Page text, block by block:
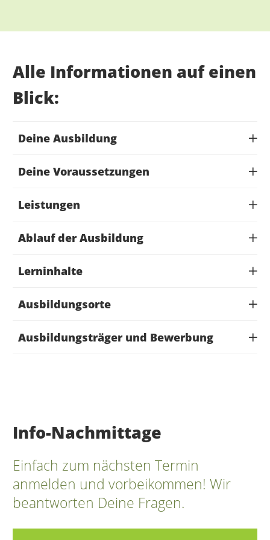
Alle Informationen auf einen
Blick:
Deine Ausbildung
Deine Voraussetzungen
Leistungen
Ablauf der Ausbildung
Lerninhalte
Ausbildungsorte
Ausbildungsträger und Bewerbung
Info-Nachmittage
Einfach zum nächsten Termin
anmelden und vorbeikommen! Wir
beantworten Deine Fragen.